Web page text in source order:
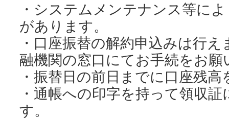
・システムメンテナンス等に
があります。
・口座振替の解約申込みは行
融機関の窓口にてお手続をお
・振替日の前日までに口座残
・通帳への印字を持って領収
す。